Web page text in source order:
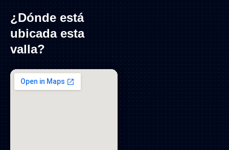
¿Dónde está
ubicada esta
valla?